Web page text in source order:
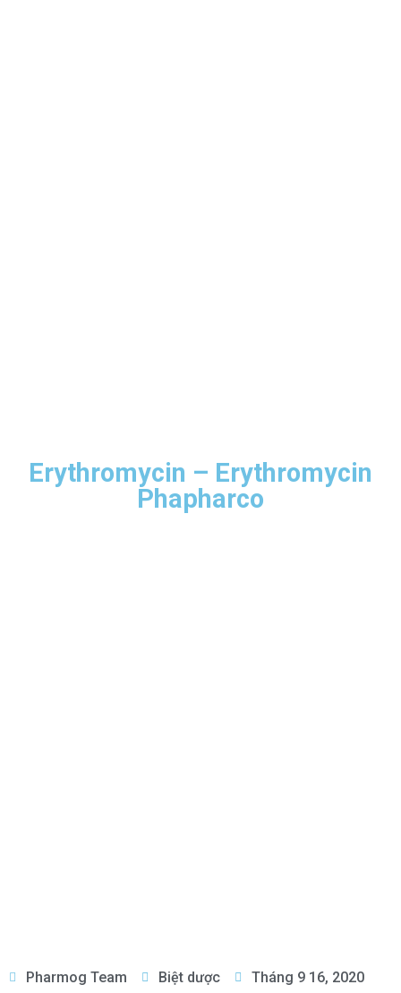
Erythromycin – Erythromycin
Phapharco
Pharmog Team Biệt dược
Tháng 9 16, 2020